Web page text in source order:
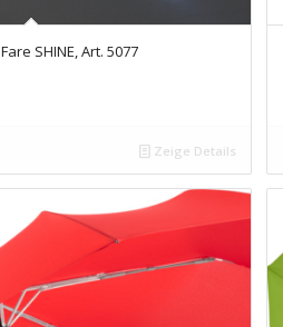
SHINE, Art. 5077
Zeige Details